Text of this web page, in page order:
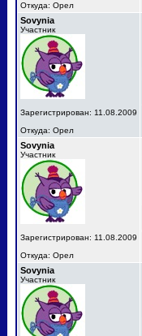
Откуда: Орел
Sovynia
Участник
Зарегистрирован: 11.08.2009
Откуда: Орел
Sovynia
Участник
Зарегистрирован: 11.08.2009
Откуда: Орел
Sovynia
Участник